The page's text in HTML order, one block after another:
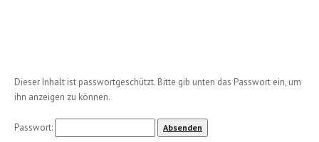
Dieser Inhalt ist passwortgeschützt. Bitte gib unten das Passwort ein, um
ihn anzeigen zu können.
Passwort: